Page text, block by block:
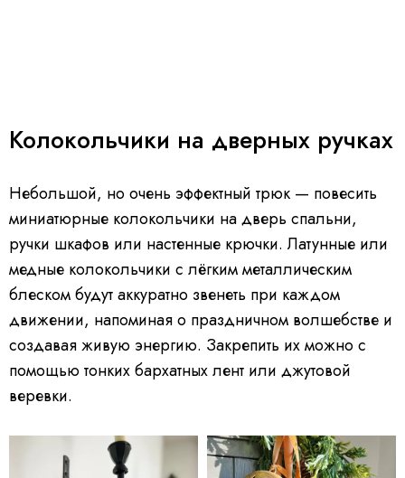
Колокольчики на дверных ручках
Небольшой, но очень эффектный трюк — повесить
миниатюрные колокольчики на дверь спальни,
ручки шкафов или настенные крючки. Латунные или
медные колокольчики с лёгким металлическим
блеском будут аккуратно звенеть при каждом
движении, напоминая о праздничном волшебстве и
создавая живую энергию. Закрепить их можно с
помощью тонких бархатных лент или джутовой
веревки.